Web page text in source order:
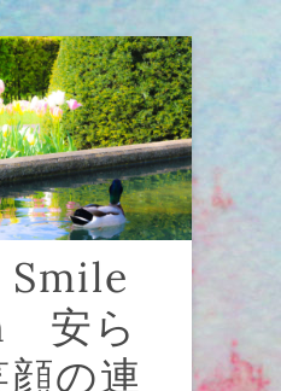
Smile
安ら
の連